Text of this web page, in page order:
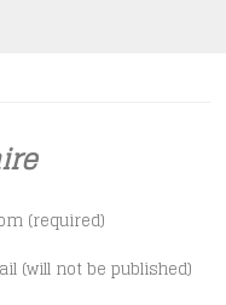
(required)
(will not be published)